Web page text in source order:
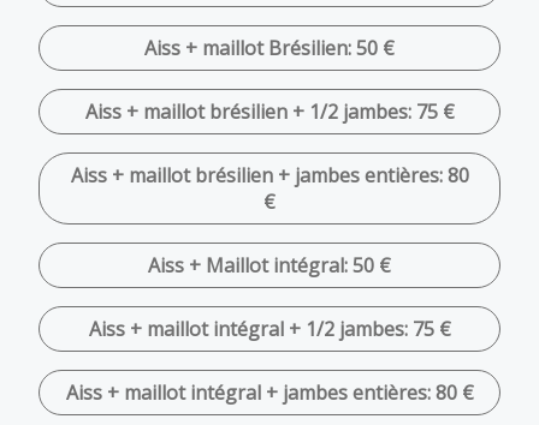
Aiss + maillot Brésilien: 50 €
Aiss + maillot brésilien + 1/2 jambes: 75 €
Aiss + maillot brésilien + jambes entières: 80
€
Aiss + Maillot intégral: 50 €
Aiss + maillot intégral + 1/2 jambes: 75 €
Aiss + maillot intégral + jambes entières: 80 €